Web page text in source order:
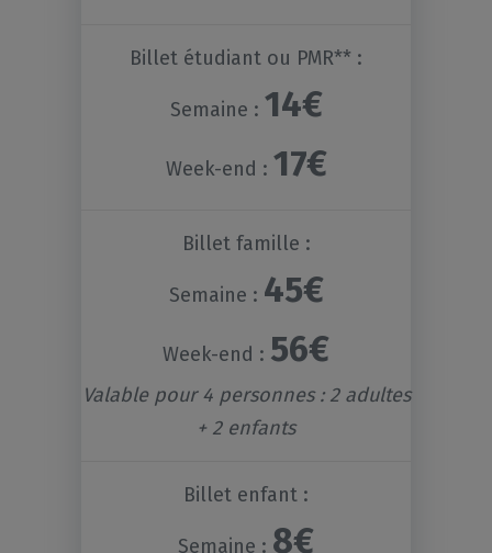
Billet étudiant ou PMR** :
Semaine : 14€
Week-end : 17€
Billet famille :
Semaine : 45€
Week-end : 56€
Valable pour 4 personnes : 2 adultes
+ 2 enfants
Billet enfant :
Semaine : 8€